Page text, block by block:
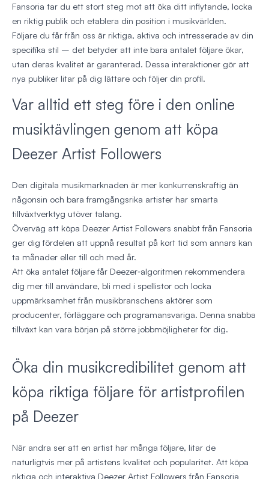
Fansoria tar du ett stort steg mot att öka ditt inflytande, locka
en riktig publik och etablera din position i musikvärlden.
Följare du får från oss är riktiga, aktiva och intresserade av din
specifika stil – det betyder att inte bara antalet följare ökar,
utan deras kvalitet är garanterad. Dessa interaktioner gör att
nya publiker litar på dig lättare och följer din profil.
Var alltid ett steg före i den online
musiktävlingen genom att köpa
Deezer Artist Followers
Den digitala musikmarknaden är mer konkurrenskraftig än
någonsin och bara framgångsrika artister har smarta
tillväxtverktyg utöver talang.
Överväg att köpa Deezer Artist Followers snabbt från Fansoria
ger dig fördelen att uppnå resultat på kort tid som annars kan
ta månader eller till och med år.
Att öka antalet följare får Deezer‑algoritmen rekommendera
dig mer till användare, bli med i spellistor och locka
uppmärksamhet från musikbranschens aktörer som
producenter, förläggare och programansvariga. Denna snabba
tillväxt kan vara början på större jobbmöjligheter för dig.
Öka din musikcredibilitet genom att
köpa riktiga följare för artistprofilen
på Deezer
När andra ser att en artist har många följare, litar de
naturligtvis mer på artistens kvalitet och popularitet. Att köpa
riktiga och interaktiva Deezer Artist Followers från Fansoria